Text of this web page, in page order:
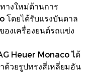
างใหม่ด้านการ
โดยได้รับแรงบันดาล
องเครื่องยนต์รถแข่ง
Heuer Monaco ได้
ด้วยรูปทรงสี่เหลี่ยมอัน